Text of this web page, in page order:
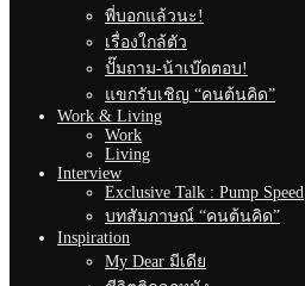
พี่บอกแล้วนะ!
เรื่องใกล้ตัว
ปั๊มถาม-น้าเบ๊ดตอบ!
แขกรับเชิญ “คนต้นคิด”
Work & Living
Work
Living
Interview
Exclusive Talk : Pump Speed
บทสัมภาษณ์ “คนต้นคิด”
Inspiration
My Dear มีเดีย